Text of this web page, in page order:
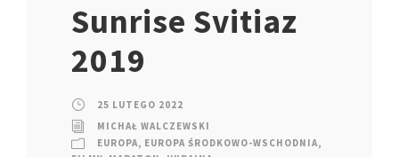
Sunrise Svitiaz
2019
25 LUTEGO 2022
MICHAŁ WALCZEWSKI
EUROPA, EUROPA ŚRODKOWO-WSCHODNIA,